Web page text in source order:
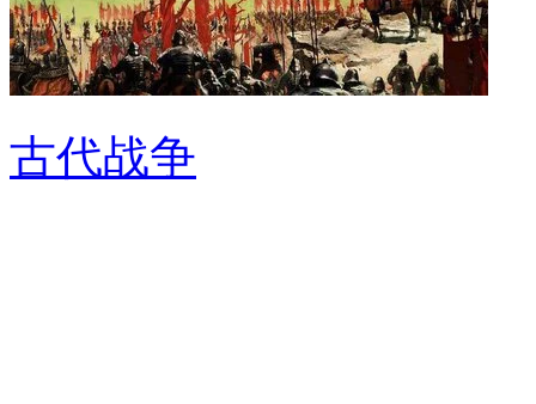
古代战争